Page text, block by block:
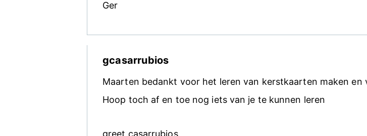
Ger
gcasarrubios
Maarten bedankt voor het leren van kerstkaarten maken en
Hoop toch af en toe nog iets van je te kunnen leren
greet casarrubios